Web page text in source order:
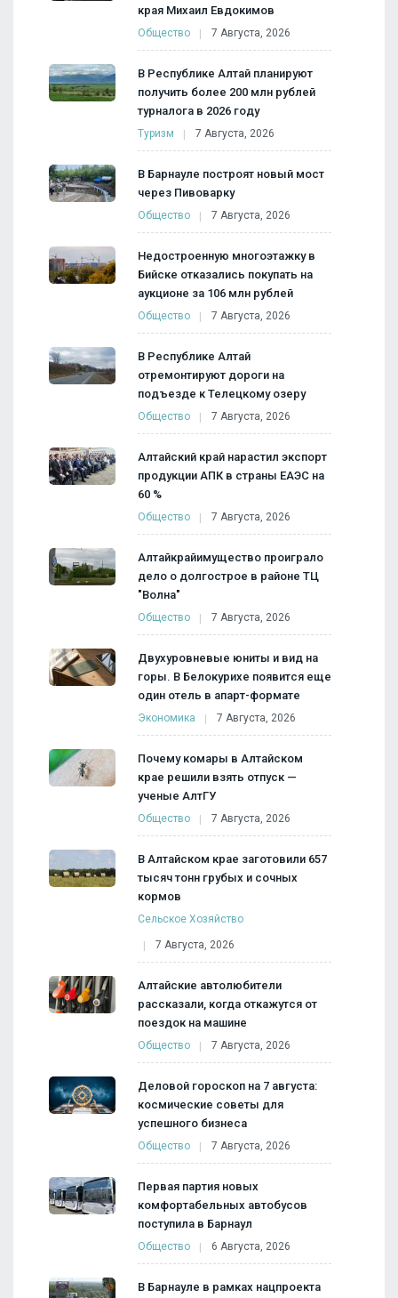
края Михаил Евдокимов
Общество 7 Августа, 2026
В Республике Алтай планируют
получить более 200 млн рублей
турналога в 2026 году
Туризм 7 Августа, 2026
В Барнауле построят новый мост
через Пивоварку
Общество 7 Августа, 2026
Недостроенную многоэтажку в
Бийске отказались покупать на
аукционе за 106 млн рублей
Общество 7 Августа, 2026
В Республике Алтай
отремонтируют дороги на
подъезде к Телецкому озеру
Общество 7 Августа, 2026
Алтайский край нарастил экспорт
продукции АПК в страны ЕАЭС на
60 %
Общество 7 Августа, 2026
Алтайкрайимущество проиграло
дело о долгострое в районе ТЦ
"Волна"
Общество 7 Августа, 2026
Двухуровневые юниты и вид на
горы. В Белокурихе появится еще
один отель в апарт-формате
Экономика 7 Августа, 2026
Почему комары в Алтайском
крае решили взять отпуск —
ученые АлтГУ
Общество 7 Августа, 2026
В Алтайском крае заготовили 657
тысяч тонн грубых и сочных
кормов
Сельское Хозяйство
7 Августа, 2026
Алтайские автолюбители
рассказали, когда откажутся от
поездок на машине
Общество 7 Августа, 2026
Деловой гороскоп на 7 августа:
космические советы для
успешного бизнеса
Общество 7 Августа, 2026
Первая партия новых
комфортабельных автобусов
поступила в Барнаул
Общество 6 Августа, 2026
В Барнауле в рамках нацпроекта